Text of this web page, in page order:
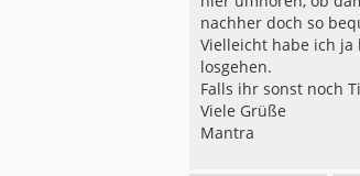
nachher doch so
Vielleicht habe ich ja
losgehen.
Falls ihr sonst noch
Viele Grüße
Mantra